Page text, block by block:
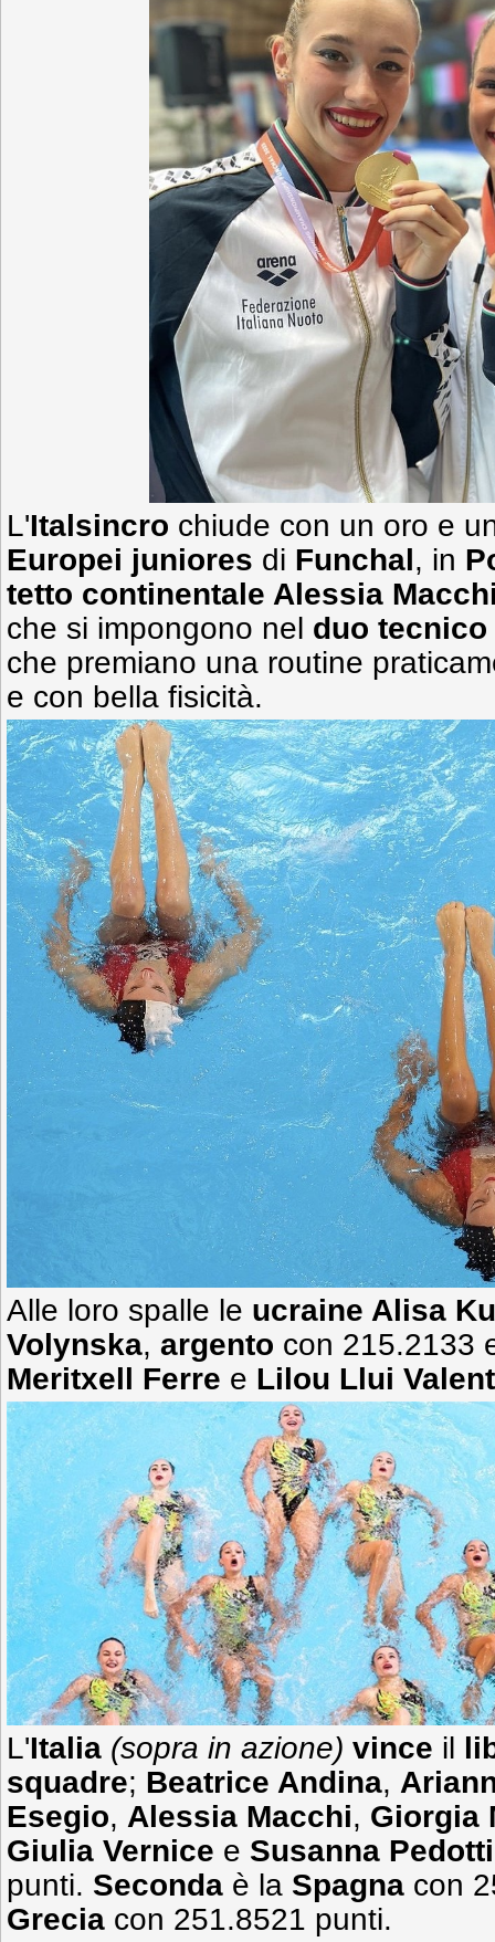
L'Italsincro chiude con un oro e
Europei juniores di Funchal, in
tetto continentale Alessia
che si impongono nel duo tecnico
che premiano una routine
e con bella fisicità.
Alle loro spalle le ucraine Alisa
Volynska, argento con 215.2133
Meritxell Ferre e Lilou Llui
L'Italia (sopra in azione) vince il
squadre; Beatrice Andina,
Esegio, Alessia Macchi, Giorgia
Giulia Vernice e Susanna Pedotti
punti. Seconda è la Spagna con
Grecia con 251.8521 punti.